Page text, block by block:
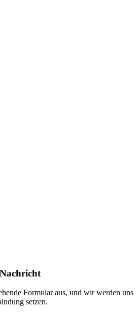
Formular aus, und wir werden uns
setzen.